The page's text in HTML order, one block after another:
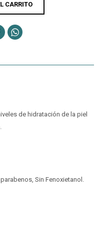
CARRITO

de hidratación de la piel
Sin Fenoxietanol.